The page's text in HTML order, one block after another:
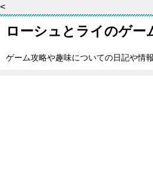
<
ローシュとライのゲー
ゲーム攻略や趣味についての日記や情